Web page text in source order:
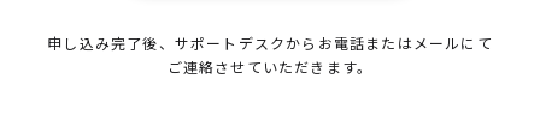
申し込み完了後、サポートデスクから お電話またはメールにて
ご連絡させていただきます。